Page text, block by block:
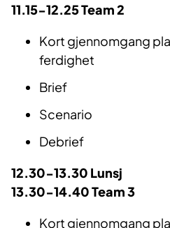
11.15-12.25 Team 2
Kort gjennomgang
ferdighet
Brief
Scenario
Debrief
12.30-13.30 Lunsj
13.30-14.40 Team 3
Kort gjennomgang